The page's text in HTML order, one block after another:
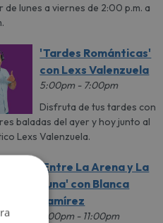
de lunes a viernes de 2:00 p.m. a
'Tardes Románticas'
con Lexs Valenzuela
5:00pm - 7:00pm
Disfruta de tus tardes con
baladas del ayer y hoy junto al
Lexs Valenzuela.
'Entre La Arena y La
Luna' con Blanca
Ramírez
7:00pm - 11:00pm